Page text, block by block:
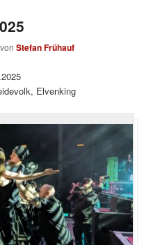
vonStefan Frühauf
Elvenking